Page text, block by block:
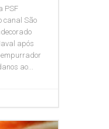
PSF
canal São
após
empurrador
ao...